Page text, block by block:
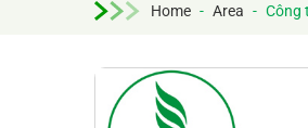
Home - Area - Công